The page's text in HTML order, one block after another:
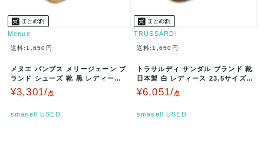
Menue
送料:1,650円
メヌエ パンプス メリージェーン ブ
ランド シューズ 靴 黒 レディース
24サイズ ブラック Me…
¥3,301/点
smasell.USED
TRUSSARDI
送料:1,650円
トラサルディ サンダル ブランド 靴
日本製 白 レディース 23.5サイズ
ホワイト TRUSSA…
¥6,051/点
smasell.USED